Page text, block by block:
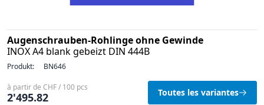
Augenschrauben-Rohlinge ohne Gewinde
INOX A4 blank gebeizt DIN 444B
Produkt: BN646
à partir de CHF / 100 pcs
2'495.82 Toutes les variantes